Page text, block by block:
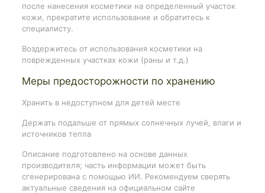
после нанесения косметики на определенный участок
кожи, прекратите использование и обратитесь к
специалисту.
Воздержитесь от использования косметики на
поврежденных участках кожи (раны и т.д.)
Меры предосторожности по хранению
Хранить в недоступном для детей месте
Держать подальше от прямых солнечных лучей, влаги и
источников тепла
Описание подготовлено на основе данных
производителя; часть информации может быть
сгенерирована с помощью ИИ. Рекомендуем сверять
актуальные сведения на официальном сайте